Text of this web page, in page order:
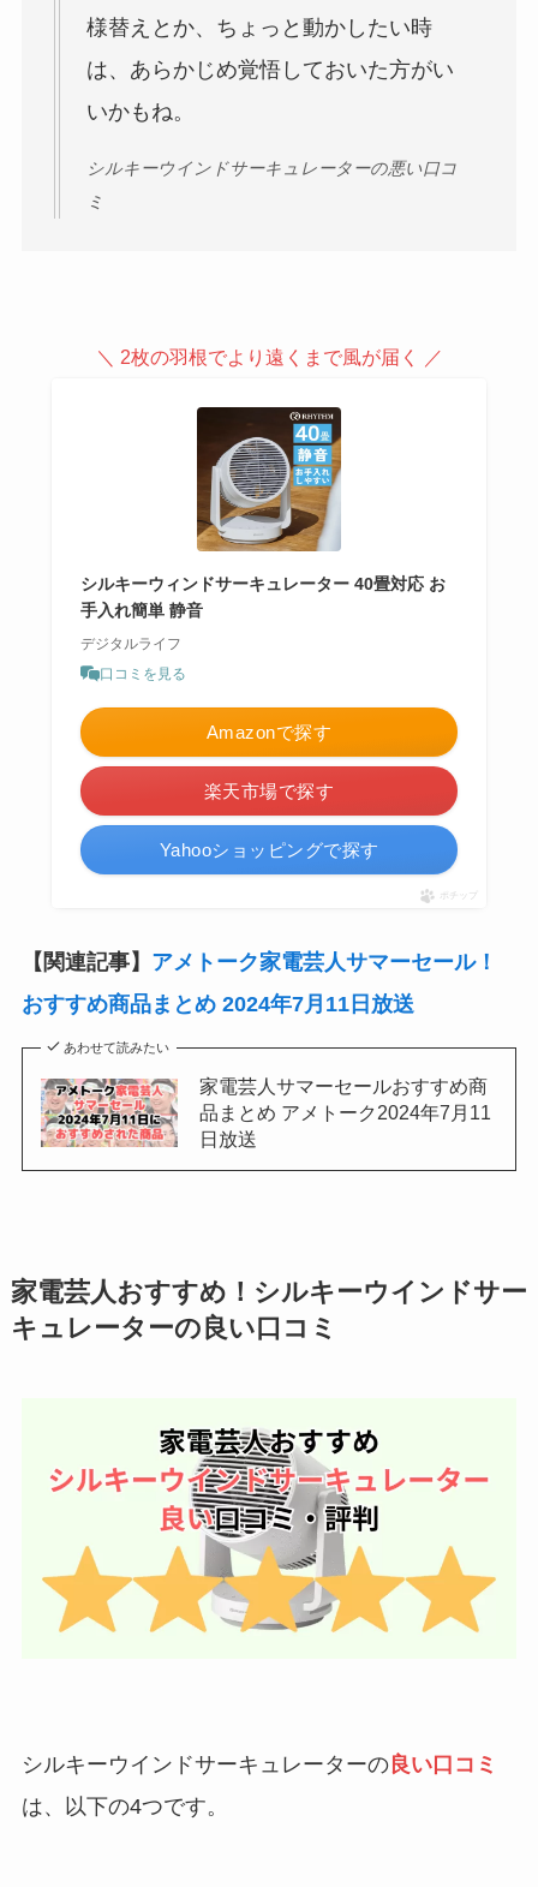
様替えとか、ちょっと動かしたい時
は、あらかじめ覚悟しておいた方がい
いかもね。
シルキーウインドサーキュレーターの悪い口コ
ミ
＼ 2枚の羽根でより遠くまで風が届く ／
シルキーウィンドサーキュレーター 40畳対応 お
手入れ簡単 静音
デジタルライフ
口コミを見る
Amazonで探す
楽天市場で探す
Yahooショッピングで探す
ポチップ
【関連記事】 アメトーク家電芸人サマーセール！
おすすめ商品まとめ 2024年7月11日放送
あわせて読みたい
家電芸人サマーセールおすすめ商
品まとめ アメトーク2024年7月11
日放送
家電芸人おすすめ！シルキーウインドサー
キュレーターの良い口コミ
シルキーウインドサーキュレーターの良い口コミ
は、以下の4つです。